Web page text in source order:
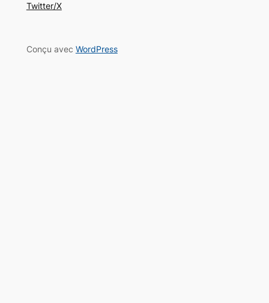
Twitter/X
Conçu avec WordPress